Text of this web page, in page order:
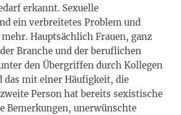
erkannt. Sexuelle
ein verbreitetes Problem und
Hauptsächlich Frauen, ganz
Branche und der beruflichen
den Übergriffen durch Kollegen
das mit einer Häufigkeit, die
Person hat bereits sexistische
Bemerkungen, unerwünschte